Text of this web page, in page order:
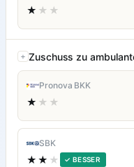
★ ★★
Zuschuss zu
Pronova BKK
★ ★★
SBK
★★ ★ ✓ BESSER